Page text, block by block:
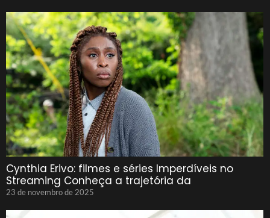
Cynthia Erivo: filmes e séries Imperdíveis no
Streaming Conheça a trajetória da
23 de novembro de 2025